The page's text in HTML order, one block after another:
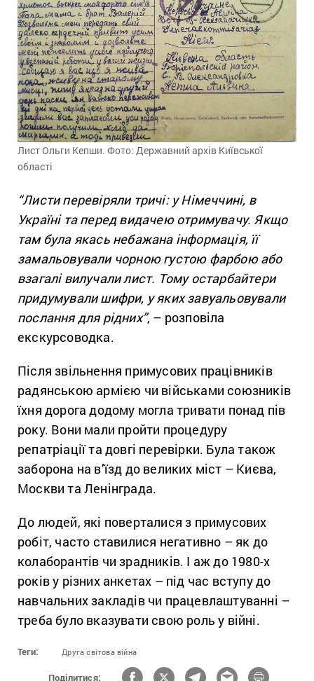
Лист Ольги Кепши. Фото: Державний архів Київської
області
“Листи перевіряли тричі: у Німеччині, в
Україні та перед видачею отримувачу. Якщо
там була якась небажана інформація, її
замальовували чорною густою фарбою або
взагалі вилучали лист. Тому остарбайтери
придумували шифри, у яких завуальовували
послання для рідних”, – розповіла
екскурсоводка.
Після звільнення примусових працівників
радянською армією чи військами союзників
їхня дорога додому могла тривати понад пів
року. Вони мали пройти процедуру
репатріації та довгі перевірки. Була також
заборона на в’їзд до великих міст – Києва,
Москви та Ленінграда.
До людей, які поверталися з примусових
робіт, часто ставилися негативно – як до
колаборантів чи зрадників. І аж до 1980-х
років у різних анкетах – під час вступу до
навчальних закладів чи працевлаштуванні –
треба було вказувати свою роль у війні.
Теги: Друга світова війна
Поділитися: